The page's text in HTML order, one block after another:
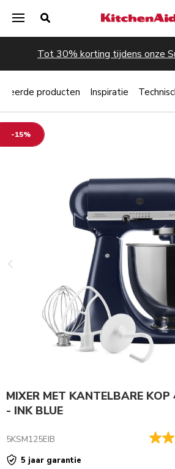
Tot 30% korting tijdens onze
-15%
MIXER MET KANTELBARE
- INK BLUE
5KSM125EIB
5 jaar garantie
producten Inspiratie